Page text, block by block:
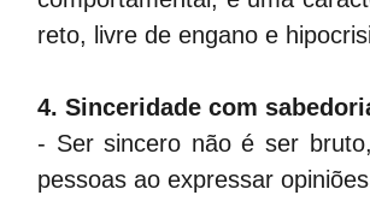
reto, livre de engano e
4. Sinceridade com
- Ser sincero não é ser
pessoas ao expressar